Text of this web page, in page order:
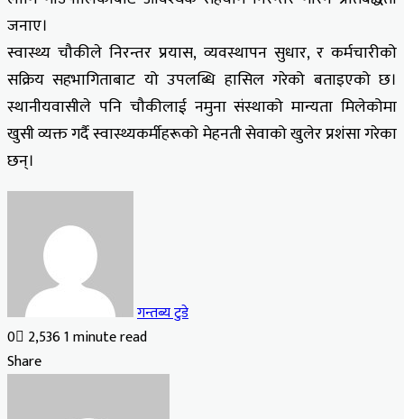
जनाए।
स्वास्थ्य चौकीले निरन्तर प्रयास, व्यवस्थापन सुधार, र कर्मचारीको
सक्रिय सहभागिताबाट यो उपलब्धि हासिल गरेको बताइएको छ।
स्थानीयवासीले पनि चौकीलाई नमुना संस्थाको मान्यता मिलेकोमा
खुसी व्यक्त गर्दै स्वास्थ्यकर्मीहरूको मेहनती सेवाको खुलेर प्रशंसा गरेका
छन्।
गन्तब्य टुडे
0 2,5361 minute read
Facebook
X
LinkedIn
Tumblr
Pinterest
Reddit
VKontakte
Odnoklassniki
Pocket
Share